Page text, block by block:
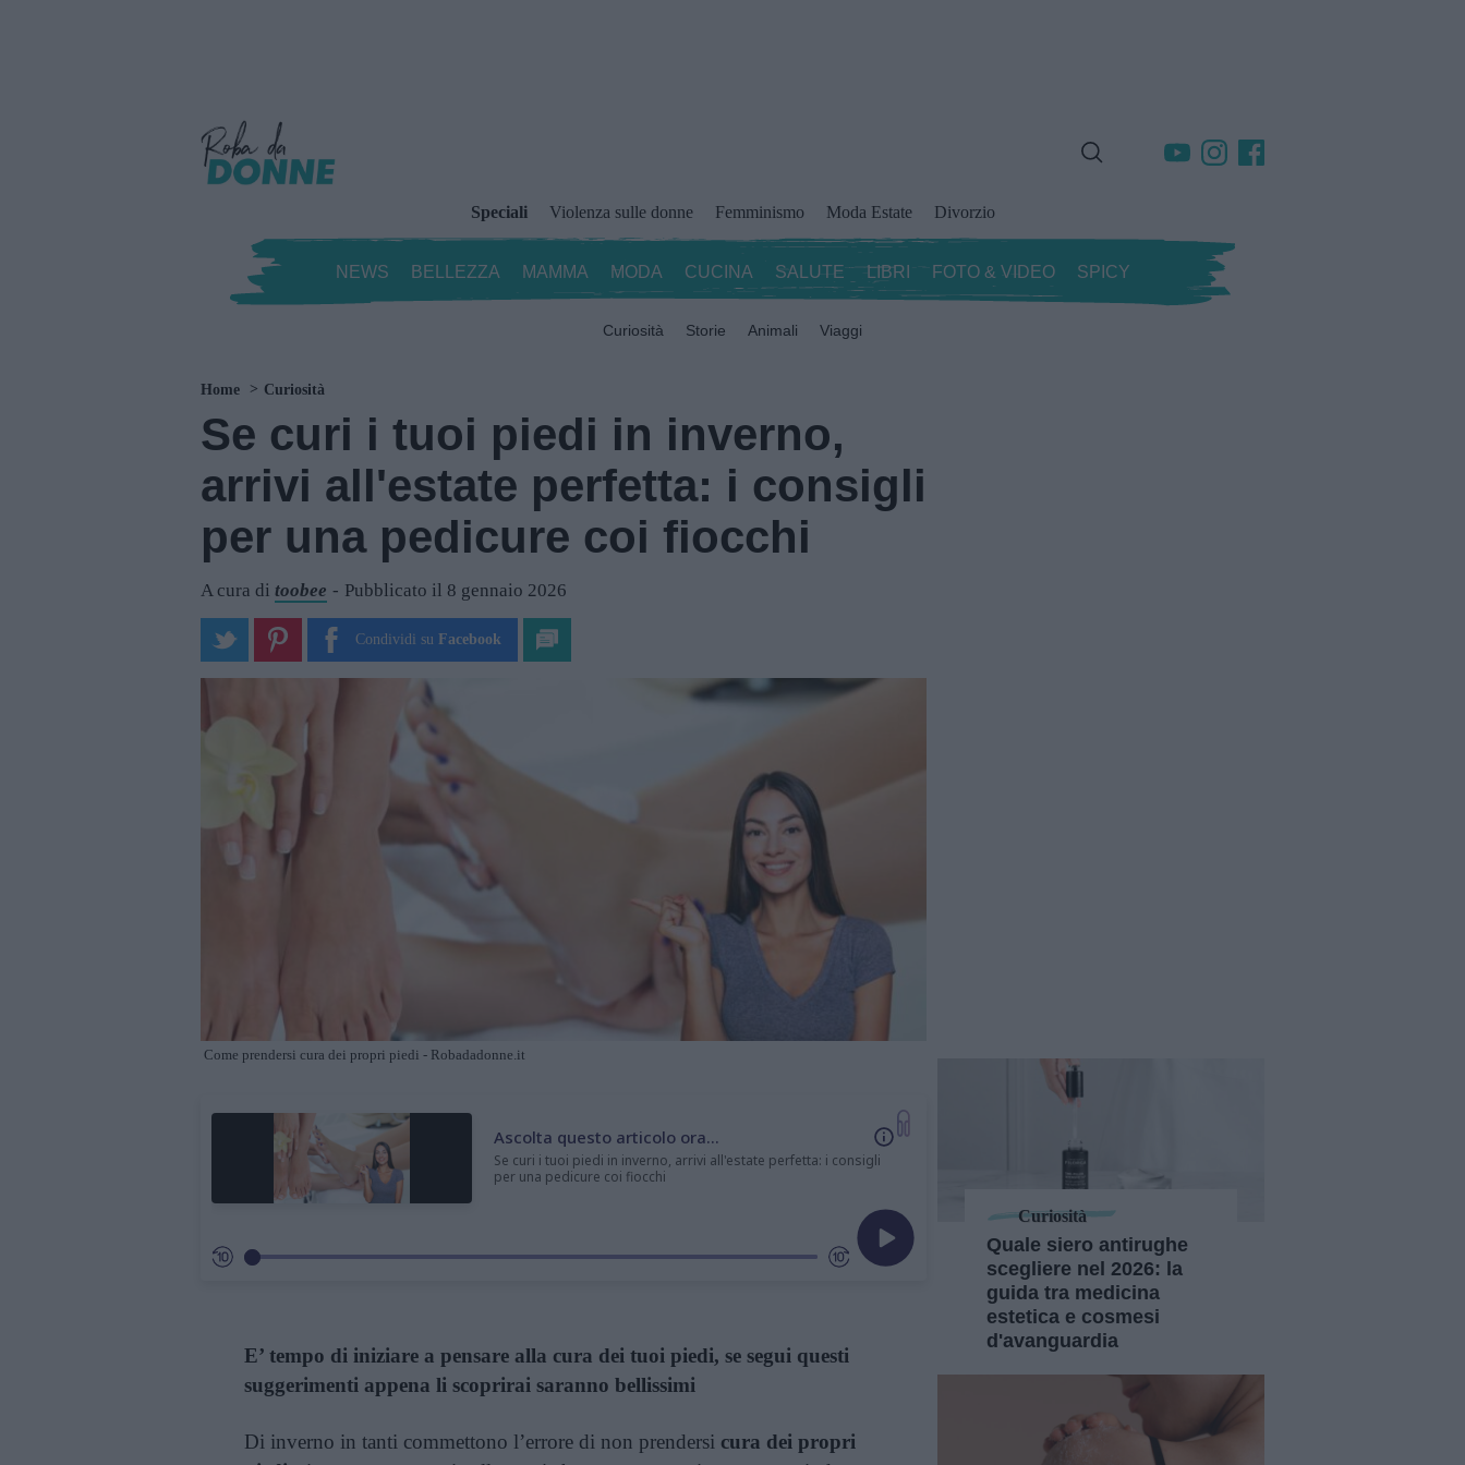
Speciali Violenza sulle donne Femminismo Moda Estate Divorzio
NEWS BELLEZZA MAMMA MODA CUCINA SALUTE LIBRI FOTO & VIDEO SPICY
Curiosità Storie Animali Viaggi
Home Curiosità
Se curi i tuoi piedi in inverno,
arrivi all'estate perfetta: i consigli
per una pedicure coi fiocchi
A cura di toobee Pubblicato il 8 gennaio 2026
Condividi su Facebook
Come prendersi cura dei propri piedi - Robadadonne.it
Ascolta questo articolo ora...
Se curi i tuoi piedi in inverno, arrivi all'estate perfetta: i consigli
per una pedicure coi fiocchi
E’ tempo di iniziare a pensare alla cura dei tuoi piedi, se segui questi
suggerimenti appena li scoprirai saranno bellissimi
Di inverno in tanti commettono l’errore di non prendersi cura dei propri
Curiosità
Quale siero antirughe
scegliere nel 2026: la
guida tra medicina
estetica e cosmesi
d'avanguardia